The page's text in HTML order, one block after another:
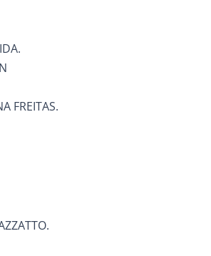
FREITAS.